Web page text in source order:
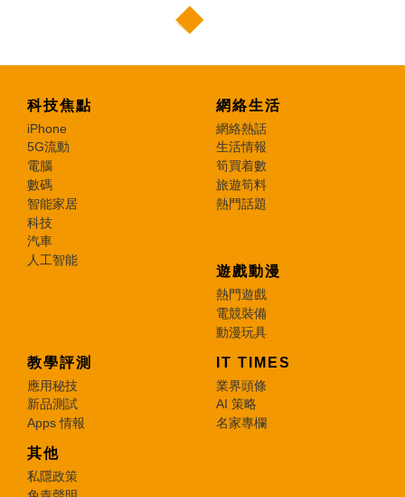
科技焦點
iPhone
5G流動
電腦
數碼
智能家居
科技
汽車
人工智能
網絡生活
網絡熱話
生活情報
筍買着數
旅遊筍料
熱門話題
遊戲動漫
熱門遊戲
電競裝備
動漫玩具
教學評測
應用秘技
新品測試
Apps 情報
IT TIMES
業界頭條
AI 策略
名家專欄
其他
私隱政策